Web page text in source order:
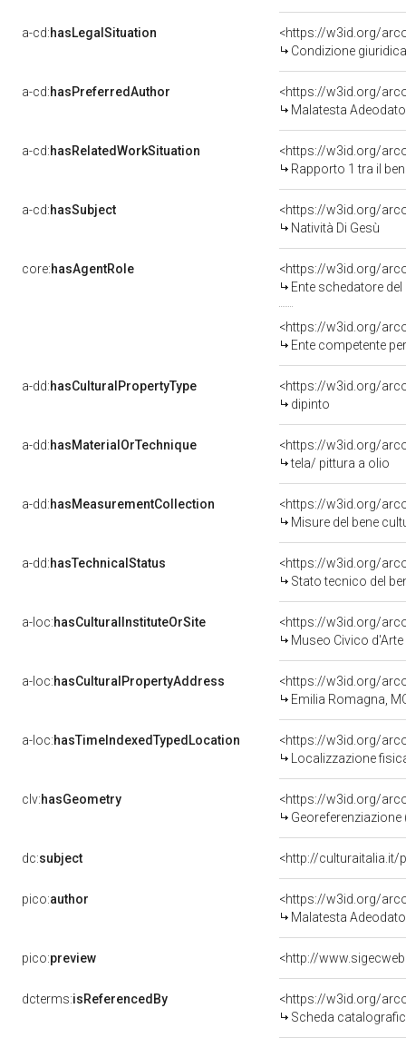
a-cd:hasLegalSituation
<https://w3id.org/
Condizione
a-cd:hasPreferredAuthor
<https://w3id.org/
Malatesta
a-cd:hasRelatedWorkSituation
<https://w3id.org/
Rapporto 1 tra il
a-cd:hasSubject
<https://w3id.org/
Natività Di Gesù
core:hasAgentRole
<https://w3id.org/
Ente schedatore del bene
<https://w3id.org/
Ente competente
a-dd:hasCulturalPropertyType
<https://w3id.org/
dipinto
a-dd:hasMaterialOrTechnique
<https://w3id.org/
tela/ pittura a olio
a-dd:hasMeasurementCollection
<https://w3id.org/
Misure del bene
a-dd:hasTechnicalStatus
<https://w3id.org/
Stato tecnico del
a-loc:hasCulturalInstituteOrSite
<https://w3id.org/
Museo Civico
a-loc:hasCulturalPropertyAddress
<https://w3id.org/
Emilia Romagna,
a-loc:hasTimeIndexedTypedLocation
<https://w3id.org/
Localizzazione
clv:hasGeometry
<https://w3id.org/
dc:subject <http://culturaitalia.it/
pico:author
<https://w3id.org/
Malatesta
pico:preview <http://
dcterms:isReferencedBy
<https://w3id.org/
Scheda